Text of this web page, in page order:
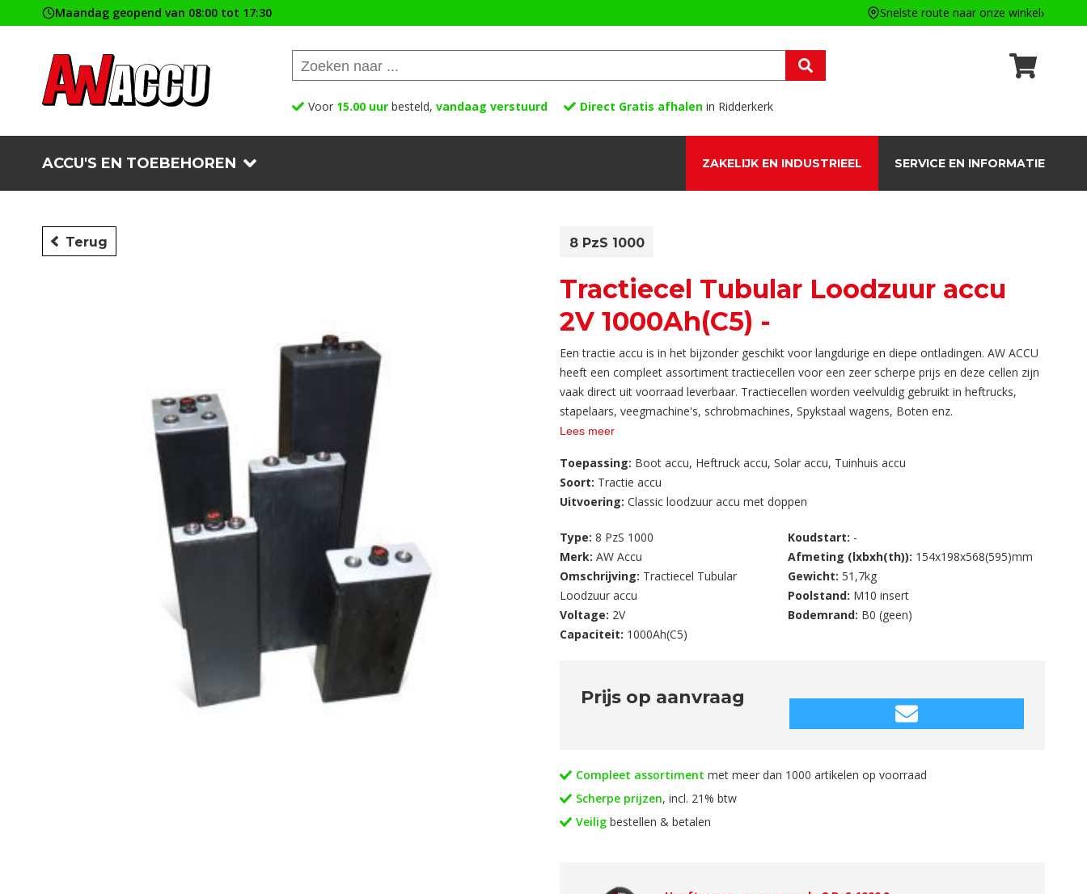
Maandag geopend van 08:00 tot 17:30 Snelste route naar onze winkel
Voor 15.00 uur besteld,vandaag verstuurd Direct Gratis afhalen in Ridderkerk
ACCU'S EN TOEBEHOREN ZAKELIJK EN INDUSTRIEEL SERVICE EN INFORMATIE
Terug 8 PzS 1000
Tractiecel Tubular Loodzuur accu
2V 1000Ah(C5) -
Een tractie accu is in het bijzonder geschikt voor langdurige en diepe ontladingen. AW ACCU
heeft een compleet assortiment tractiecellen voor een zeer scherpe prijs en deze cellen zijn
vaak direct uit voorraad leverbaar. Tractiecellen worden veelvuldig gebruikt in heftrucks,
stapelaars, veegmachine's, schrobmachines, Spykstaal wagens, Boten enz.
Lees meer
Toepassing: Boot accu, Heftruck accu, Solar accu, Tuinhuis accu
Soort: Tractie accu
Uitvoering: Classic loodzuur accu met doppen
Type: 8 PzS 1000
Merk: AW Accu
Omschrijving: Tractiecel Tubular
Loodzuur accu
Voltage: 2V
Capaciteit: 1000Ah(C5)
Koudstart: -
Afmeting (lxbxh(th)): 154x198x568(595)mm
Gewicht: 51,7kg
Poolstand: M10 insert
Bodemrand: B0 (geen)
Prijs op aanvraag
Compleet assortiment met meer dan 1000 artikelen op voorraad
Scherpe prijzen, incl. 21% btw
Veilig bestellen & betalen